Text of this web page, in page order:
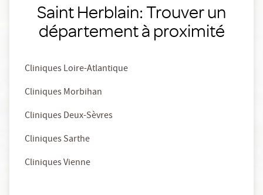
Saint Herblain: Trouver un
département à proximité
Cliniques Loire-Atlantique
Cliniques Morbihan
Cliniques Deux-Sèvres
Cliniques Sarthe
Cliniques Vienne